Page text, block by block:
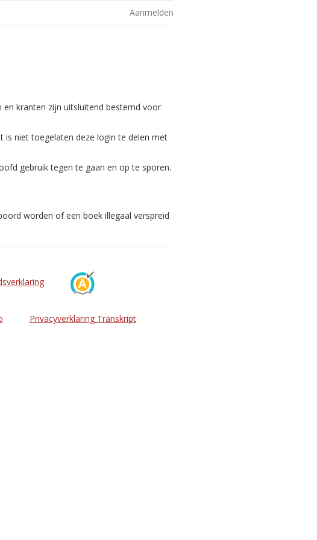
Aanmelden
en kranten zijn uitsluitend bestemd voor
is niet toegelaten deze login te delen met
gebruik tegen te gaan en op te sporen.
worden of een boek illegaal verspreid
Privacyverklaring Transkript